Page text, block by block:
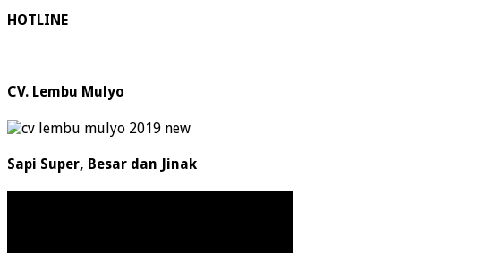
HOTLINE
CV. Lembu Mulyo
Sapi Super, Besar dan Jinak